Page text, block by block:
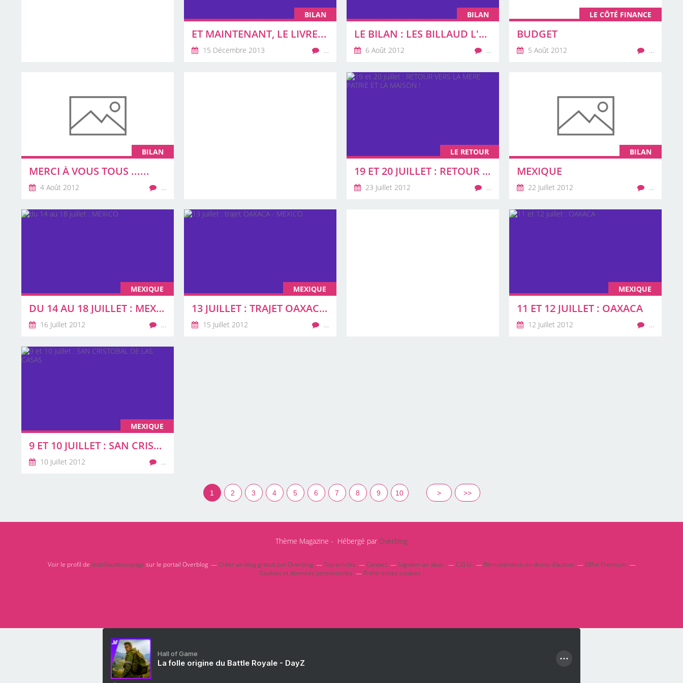
BILAN
ET MAINTENANT, LE LIVRE...
15 Décembre 2013 …
BILAN
LE BILAN : LES BILLAUD L'AVAIENT DIT.... LES BILLAUD L'ONT FAIT !
6 Août 2012 …
LE CÔTÉ FINANCE
BUDGET
5 Août 2012 …
BILAN
MERCI À VOUS TOUS ......
4 Août 2012 …
LE RETOUR
19 ET 20 JUILLET : RETOUR VERS LA MERE PATRIE ET LA MAISON !
23 Juillet 2012 …
BILAN
MEXIQUE
22 Juillet 2012 …
MEXIQUE
DU 14 AU 18 JUILLET : MEXICO
16 Juillet 2012 …
MEXIQUE
13 JUILLET : TRAJET OAXACA - MEXICO
15 Juillet 2012 …
MEXIQUE
11 ET 12 JUILLET : OAXACA
12 Juillet 2012 …
MEXIQUE
9 ET 10 JUILLET : SAN CRISTOBAL DE LAS CASAS
10 Juillet 2012 …
1 2 3 4 5 6 7 8 9 10 > >>
Thème Magazine - Hébergé par Overblog
Voir le profil de lesbillaudenvoyage sur le portail Overblog Créer un blog gratuit sur Overblog Top articles Contact Signaler un abus C.G.U. Rémunération en droits d'auteur
Offre Premium
Cookies et données personnelles
Préférences cookies
Hall of Game
La folle origine du Battle Royale - DayZ